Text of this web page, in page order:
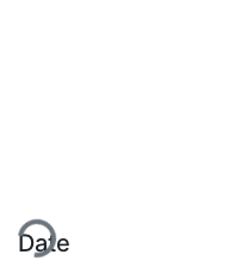
Date